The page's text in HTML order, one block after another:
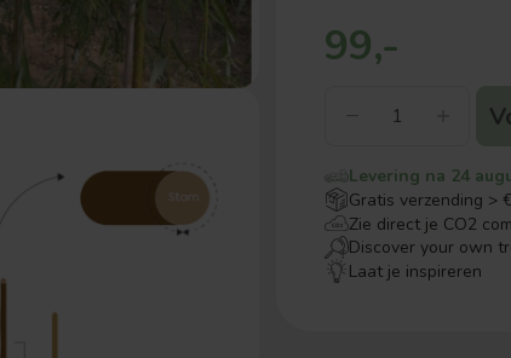
99,-
Levering na 24
Gratis verzending >
Zie direct je CO2
Discover your own
Laat je inspireren